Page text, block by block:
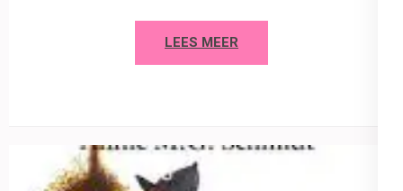
LEES MEER